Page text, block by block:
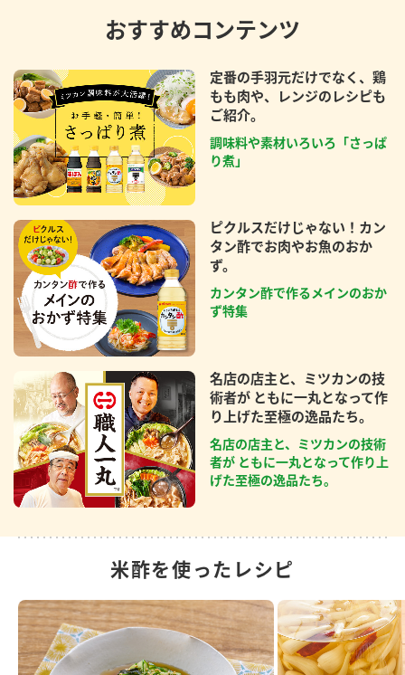
おすすめコンテンツ
定番の手羽元だけでなく、鶏
もも肉や、レンジのレシピも
ご紹介。
調味料や素材いろいろ「さっぱ
り煮」
ピクルスだけじゃない！カン
タン酢でお肉やお魚のおか
ず。
カンタン酢で作るメインのおか
ず特集
名店の店主と、ミツカンの技
術者が ともに一丸となって作
り上げた至極の逸品たち。
名店の店主と、ミツカンの技術
者が ともに一丸となって作り上
げた至極の逸品たち。
米酢を使ったレシピ